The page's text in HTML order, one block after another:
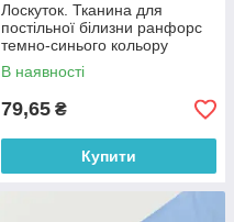
Лоскуток. Тканина для
постільної білизни ранфорс
темно-синього кольору
Туреччина 240 см No WH-
0074-83, 45*240 см
В наявності
79,65 ₴
Купити